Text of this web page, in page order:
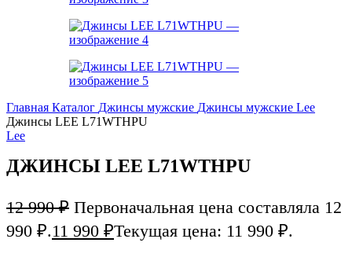
Главная Каталог Джинсы мужские Джинсы мужские Lee
Джинсы LEE L71WTHPU
Lee
ДЖИНСЫ LEE L71WTHPU
12 990₽ Первоначальная цена составляла 12
990 ₽.11 990 ₽Текущая цена: 11 990 ₽.